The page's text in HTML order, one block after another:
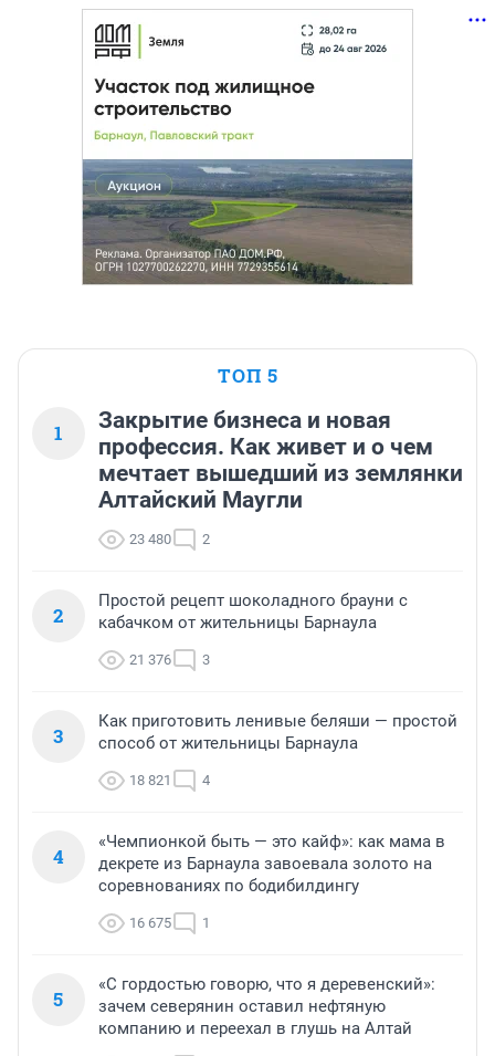
ТОП 5
1
Закрытие бизнеса и новая
профессия. Как живет и о чем
мечтает вышедший из землянки
Алтайский Маугли
23 480 2
2
Простой рецепт шоколадного брауни с
кабачком от жительницы Барнаула
21 376 3
3
Как приготовить ленивые беляши — простой
способ от жительницы Барнаула
18 821 4
4
«Чемпионкой быть — это кайф»: как мама в
декрете из Барнаула завоевала золото на
соревнованиях по бодибилдингу
16 675 1
5
«С гордостью говорю, что я деревенский»:
зачем северянин оставил нефтяную
компанию и переехал в глушь на Алтай